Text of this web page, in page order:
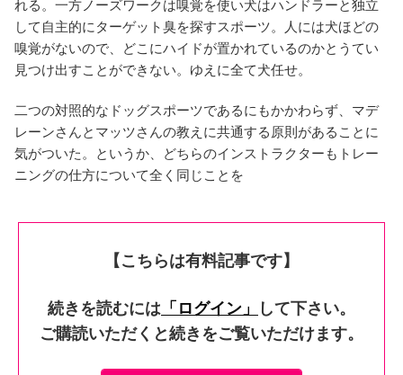
れる。一方ノーズワークは嗅覚を使い犬はハンドラーと独立
して自主的にターゲット臭を探すスポーツ。人には犬ほどの
嗅覚がないので、どこにハイドが置かれているのかとうてい
見つけ出すことができない。ゆえに全て犬任せ。
二つの対照的なドッグスポーツであるにもかかわらず、マデ
レーンさんとマッツさんの教えに共通する原則があることに
気がついた。というか、どちらのインストラクターもトレー
ニングの仕方について全く同じことを
【こちらは有料記事です】
続きを読むには 「ログイン」
して下さい。
ご購読いただくと続きをご覧いただけます。